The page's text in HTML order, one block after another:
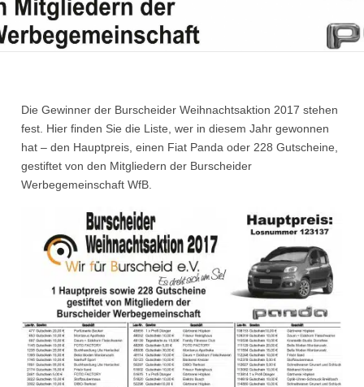
Die Gewinner der Burscheider Weihnachtsaktion 2017 stehen
fest. Hier finden Sie die Liste, wer in diesem Jahr gewonnen
hat – den Hauptpreis, einen Fiat Panda oder 228 Gutscheine,
gestiftet von den Mitgliedern der Burscheider
Werbegemeinschaft WfB.